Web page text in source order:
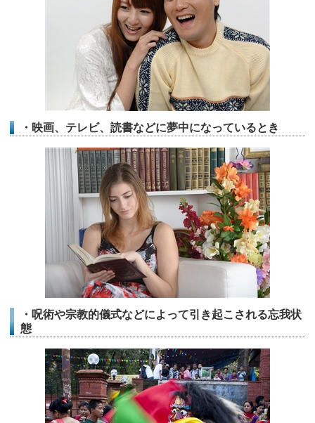
・映画、テレビ、読書などに夢中になっているとき
・呪術や宗教的儀式などによって引き起こされる忘我状
態